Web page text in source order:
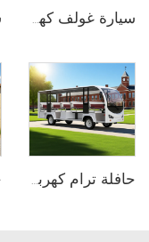
حافلة ترام كهربائية خالصة تعمل بالبطارية الليثيوم بسعة 14 مقعدًا وجهد 72 فولت تُستخدم في الحدائق الحيوانية طراز LS6148K